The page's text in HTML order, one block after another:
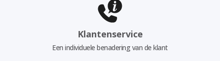
Klantenservice
Een individuele benadering van de klant